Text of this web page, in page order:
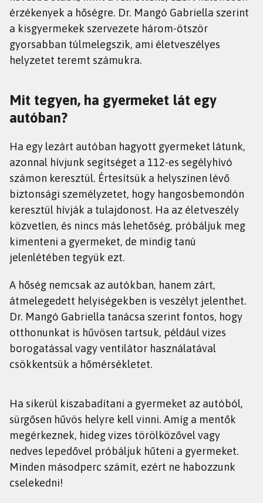
érzékenyek a hőségre. Dr. Mangó Gabriella szerint
a kisgyermekek szervezete három-ötször
gyorsabban túlmelegszik, ami életveszélyes
helyzetet teremt számukra.
Mit tegyen, ha gyermeket lát egy
autóban?
Ha egy lezárt autóban hagyott gyermeket látunk,
azonnal hívjunk segítséget a 112-es segélyhívó
számon keresztül. Értesítsük a helyszínen lévő
biztonsági személyzetet, hogy hangosbemondón
keresztül hívják a tulajdonost. Ha az életveszély
közvetlen, és nincs más lehetőség, próbáljuk meg
kimenteni a gyermeket, de mindig tanú
jelenlétében tegyük ezt.
A hőség nemcsak az autókban, hanem zárt,
átmelegedett helyiségekben is veszélyt jelenthet.
Dr. Mangó Gabriella tanácsa szerint fontos, hogy
otthonunkat is hűvösen tartsuk, például vizes
borogatással vagy ventilátor használatával
csökkentsük a hőmérsékletet.
Ha sikerül kiszabadítani a gyermeket az autóból,
sürgősen hűvös helyre kell vinni. Amíg a mentők
megérkeznek, hideg vizes törölközővel vagy
nedves lepedővel próbáljuk hűteni a gyermeket.
Minden másodperc számít, ezért ne habozzunk
cselekedni!